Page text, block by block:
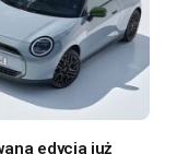
edycja już